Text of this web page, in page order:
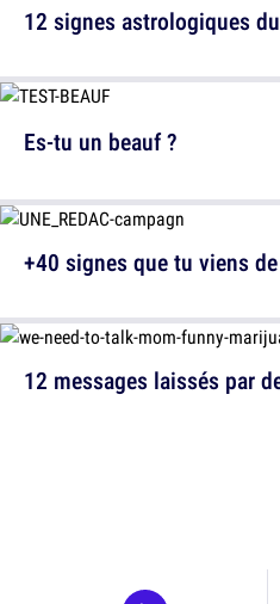
12 signes astrologiques
12 messages laissés par
Es-tu un beauf ?
+40 signes que tu viens